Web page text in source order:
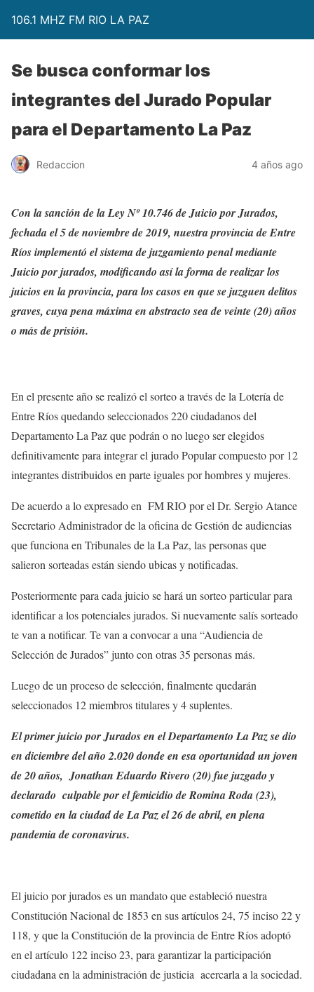
106.1 MHZ FM RIO LA PAZ
Se busca conformar los
integrantes del Jurado Popular
para el Departamento La Paz
Redaccion 4 años ago
Con la sanción de la Ley Nº 10.746 de Juicio por Jurados,
fechada el 5 de noviembre de 2019, nuestra provincia de Entre
Ríos implementó el sistema de juzgamiento penal mediante
Juicio por jurados, modificando así la forma de realizar los
juicios en la provincia, para los casos en que se juzguen delitos
graves, cuya pena máxima en abstracto sea de veinte (20) años
o más de prisión.
En el presente año se realizó el sorteo a través de la Lotería de
Entre Ríos quedando seleccionados 220 ciudadanos del
Departamento La Paz que podrán o no luego ser elegidos
definitivamente para integrar el jurado Popular compuesto por 12
integrantes distribuidos en parte iguales por hombres y mujeres.
De acuerdo a lo expresado en FM RIO por el Dr. Sergio Atance
Secretario Administrador de la oficina de Gestión de audiencias
que funciona en Tribunales de la La Paz, las personas que
salieron sorteadas están siendo ubicas y notificadas.
Posteriormente para cada juicio se hará un sorteo particular para
identificar a los potenciales jurados. Si nuevamente salís sorteado
te van a notificar. Te van a convocar a una “Audiencia de
Selección de Jurados” junto con otras 35 personas más.
Luego de un proceso de selección, finalmente quedarán
seleccionados 12 miembros titulares y 4 suplentes.
El primer juicio por Jurados en el Departamento La Paz se dio
en diciembre del año 2.020 donde en esa oportunidad un joven
de 20 años, Jonathan Eduardo Rivero (20) fue juzgado y
declarado culpable por el femicidio de Romina Roda (23),
cometido en la ciudad de La Paz el 26 de abril, en plena
pandemia de coronavirus.
El juicio por jurados es un mandato que estableció nuestra
Constitución Nacional de 1853 en sus artículos 24, 75 inciso 22 y
118, y que la Constitución de la provincia de Entre Ríos adoptó
en el artículo 122 inciso 23, para garantizar la participación
ciudadana en la administración de justicia acercarla a la sociedad.